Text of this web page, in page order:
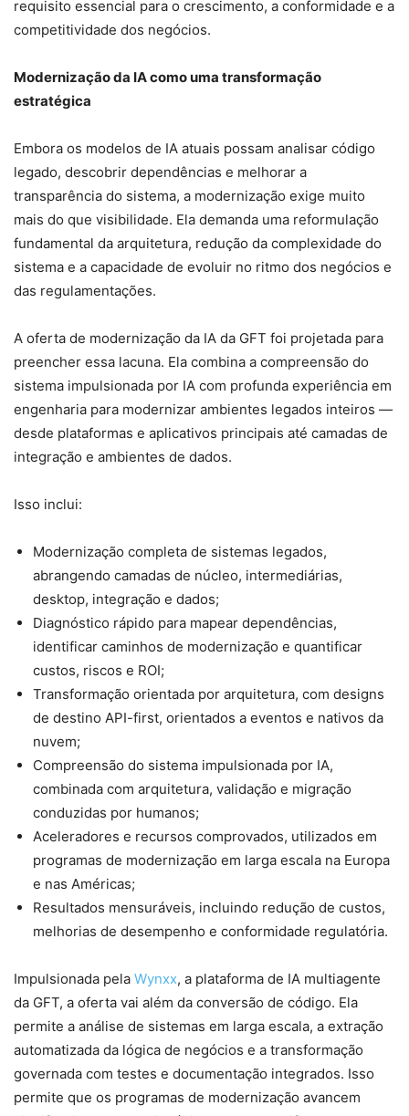
requisito essencial para o crescimento, a conformidade e a
competitividade dos negócios.
Modernização da IA como uma transformação
estratégica
Embora os modelos de IA atuais possam analisar código
legado, descobrir dependências e melhorar a
transparência do sistema, a modernização exige muito
mais do que visibilidade. Ela demanda uma reformulação
fundamental da arquitetura, redução da complexidade do
sistema e a capacidade de evoluir no ritmo dos negócios e
das regulamentações.
A oferta de modernização da IA da GFT foi projetada para
preencher essa lacuna. Ela combina a compreensão do
sistema impulsionada por IA com profunda experiência em
engenharia para modernizar ambientes legados inteiros —
desde plataformas e aplicativos principais até camadas de
integração e ambientes de dados.
Isso inclui:
Modernização completa de sistemas legados,
abrangendo camadas de núcleo, intermediárias,
desktop, integração e dados;
Diagnóstico rápido para mapear dependências,
identificar caminhos de modernização e quantificar
custos, riscos e ROI;
Transformação orientada por arquitetura, com designs
de destino API-first, orientados a eventos e nativos da
nuvem;
Compreensão do sistema impulsionada por IA,
combinada com arquitetura, validação e migração
conduzidas por humanos;
Aceleradores e recursos comprovados, utilizados em
programas de modernização em larga escala na Europa
e nas Américas;
Resultados mensuráveis, incluindo redução de custos,
melhorias de desempenho e conformidade regulatória.
Impulsionada pela Wynxx, a plataforma de IA multiagente
da GFT, a oferta vai além da conversão de código. Ela
permite a análise de sistemas em larga escala, a extração
automatizada da lógica de negócios e a transformação
governada com testes e documentação integrados. Isso
permite que os programas de modernização avancem